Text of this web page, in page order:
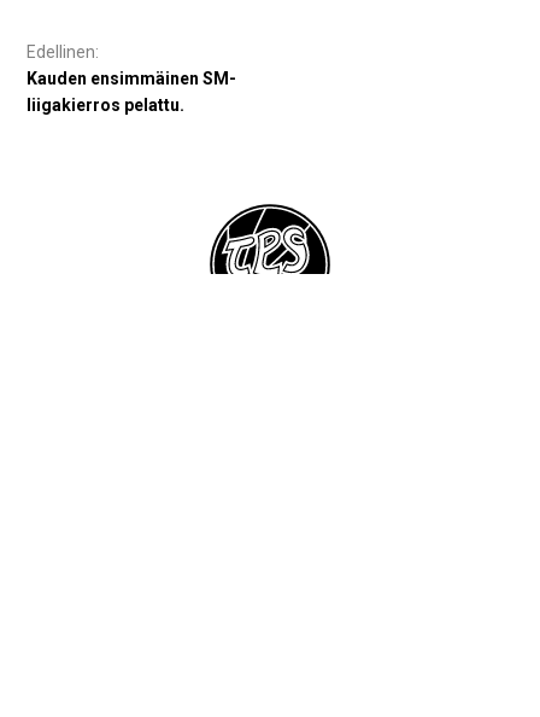
Artikkelien
selaus
Kauden ensimmäinen SM-
liigakierros pelattu.